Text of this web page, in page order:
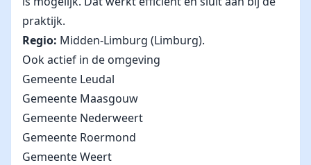
praktijk.
Regio: Midden-Limburg (Limburg).
Ook actief in de omgeving
Gemeente Leudal
Gemeente Maasgouw
Gemeente Nederweert
Gemeente Roermond
Gemeente Weert